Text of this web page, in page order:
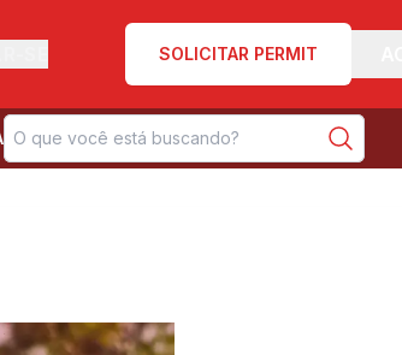
SOLICITAR PERMIT